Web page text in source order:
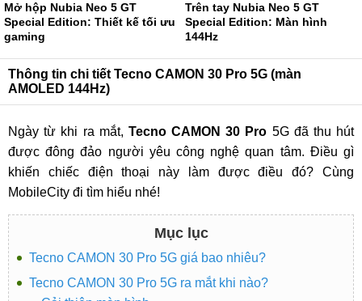
Mở hộp Nubia Neo 5 GT
Special Edition: Thiết kế tối ưu
gaming
Trên tay Nubia Neo 5 GT
Special Edition: Màn hình
144Hz
Thông tin chi tiết Tecno CAMON 30 Pro 5G (màn
AMOLED 144Hz)
Ngày từ khi ra mắt, Tecno CAMON 30 Pro 5G đã thu hút
được đông đảo người yêu công nghệ quan tâm. Điều gì
khiến chiếc điện thoại này làm được điều đó? Cùng
MobileCity đi tìm hiểu nhé!
Mục lục
Tecno CAMON 30 Pro 5G giá bao nhiêu?
Tecno CAMON 30 Pro 5G ra mắt khi nào?